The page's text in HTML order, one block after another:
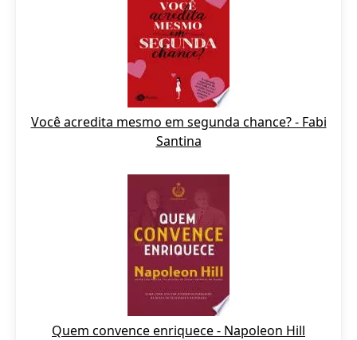
Você acredita mesmo em segunda chance? - Fabi
Santina
Quem convence enriquece - Napoleon Hill